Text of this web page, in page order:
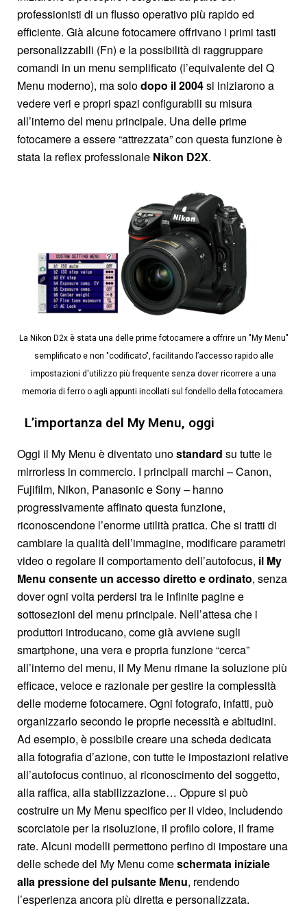
professionisti di un flusso operativo più rapido ed
efficiente. Già alcune fotocamere offrivano i primi tasti
personalizzabili (Fn) e la possibilità di raggruppare
comandi in un menu semplificato (l’equivalente del Q
Menu moderno), ma solodopo il 2004si iniziarono a
vedere veri e propri spazi configurabili su misura
all’interno del menu principale. Una delle prime
fotocamere a essere “attrezzata” con questa funzione è
stata la reflex professionale Nikon D2X.
La Nikon D2x è stata una delle prime fotocamere a offrire un "My Menu"
semplificato e non "codificato", facilitando l’accesso rapido alle
impostazioni d'utilizzo più frequente senza dover ricorrere a una
memoria di ferro o agli appunti incollati sul fondello della fotocamera.
L’importanza del My Menu, oggi
Oggi il My Menu è diventato unostandard su tutte le
mirrorless in commercio. I principali marchi – Canon,
Fujifilm, Nikon, Panasonic e Sony – hanno
progressivamente affinato questa funzione,
riconoscendone l’enorme utilità pratica. Che si tratti di
cambiare la qualità dell’immagine, modificare parametri
video o regolare il comportamento dell’autofocus, il My
Menu consente un accesso diretto e ordinato, senza
dover ogni volta perdersi tra le infinite pagine e
sottosezioni del menu principale. Nell’attesa che i
produttori introducano, come già avviene sugli
smartphone, una vera e propria funzione “cerca”
all’interno del menu, il My Menu rimane la soluzione più
efficace, veloce e razionale per gestire la complessità
delle moderne fotocamere. Ogni fotografo, infatti, può
organizzarlo secondo le proprie necessità e abitudini.
Ad esempio, è possibile creare una scheda dedicata
alla fotografia d’azione, con tutte le impostazioni relative
all’autofocus continuo, al riconoscimento del soggetto,
alla raffica, alla stabilizzazione… Oppure si può
costruire un My Menu specifico per il video, includendo
scorciatoie per la risoluzione, il profilo colore, il frame
rate. Alcuni modelli permettono perfino di impostare una
delle schede del My Menu comeschermata iniziale
alla pressione del pulsante Menu, rendendo
l’esperienza ancora più diretta e personalizzata.